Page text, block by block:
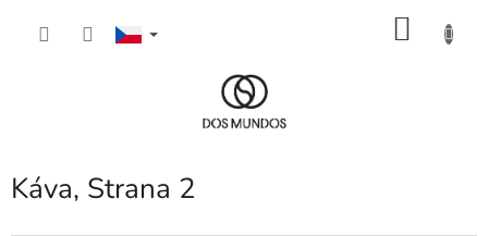
Káva, Strana 2